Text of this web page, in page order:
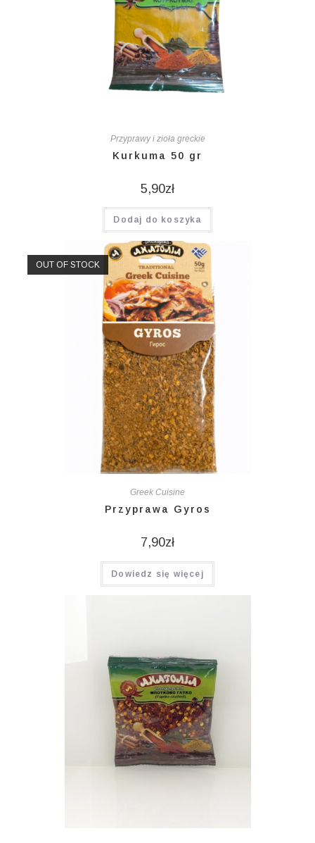
Przyprawy i zioła greckie
Kurkuma 50 gr
5,90zł
Dodaj do koszyka
OUT OF STOCK
Greek Cuisine
Przyprawa Gyros
7,90zł
Dowiedz się więcej